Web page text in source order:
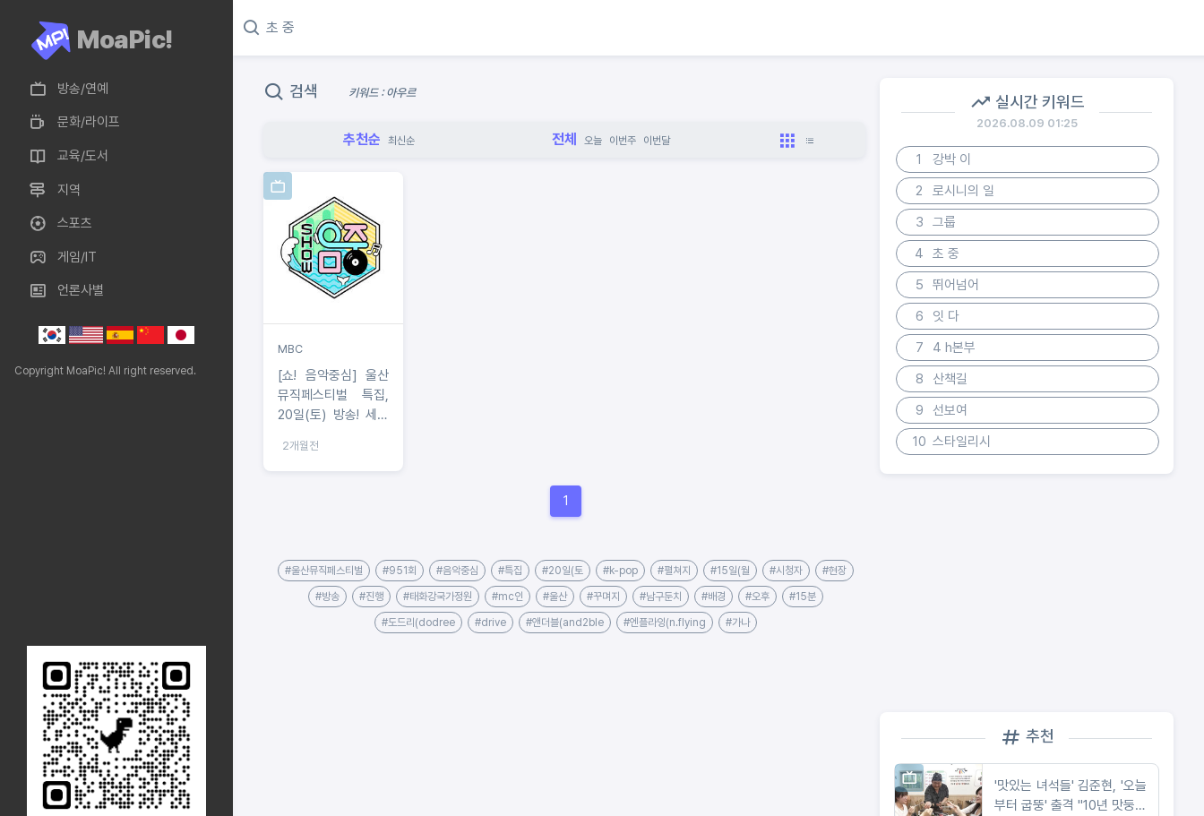
MoaPic!
방송/연예
문화/라이프
교육/도서
지역
스포츠
게임/IT
언론사별
Copyright MoaPic! All right reserved.
검색 키워드 : 아우르
추천순 최신순 전체 오늘 이번주 이번달
MBC
[쇼! 음악중심] 울산
뮤직페스티벌 특집,
20일(토) 방송! 세대
아티스트 총출동
2개월전
1
#울산뮤직페스티벌 #951회 #음악중심 #특집 #20일(토 #k-pop #펼쳐지 #15일(월 #시청자 #현장
#방송 #진행 #태화강국가정원 #mc인 #울산 #꾸며지 #남구둔치 #배경 #오후 #15분
#도드리(dodree #drive #앤더블(and2ble #엔플라잉(n.flying #가나
실시간 키워드
2026.08.09 01:25
1
강박 이
2
로시니의 일
3
그룹
4
초 중
5
뛰어넘어
6
잇 다
7
4 h본부
8
산책길
9
선보여
10 스타일리시
추천
'맛있는 녀석들' 김준현, '오늘
부터 굽뚱' 출격 "10년 맛둥이